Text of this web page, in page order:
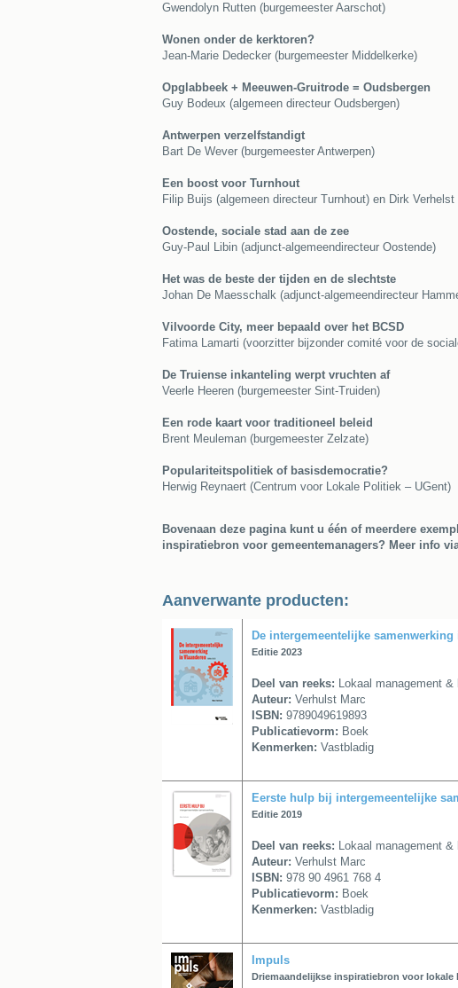
Gwendolyn Rutten (burgemeester Aarschot)
Wonen onder de kerktoren?
Jean-Marie Dedecker (burgemeester Middelkerke)
Opglabbeek + Meeuwen-Gruitrode = Oudsbergen
Guy Bodeux (algemeen directeur Oudsbergen)
Antwerpen verzelfstandigt
Bart De Wever (burgemeester Antwerpen)
Een boost voor Turnhout
Filip Buijs (algemeen directeur Turnhout) en Dirk
Oostende, sociale stad aan de zee
Guy-Paul Libin (adjunct-algemeendirecteur Oostende)
Het was de beste der tijden en de slechtste
Johan De Maesschalk (adjunct-algemeendirecteur
Vilvoorde City, meer bepaald over het BCSD
Fatima Lamarti (voorzitter bijzonder comité voor de
De Truiense inkanteling werpt vruchten af
Veerle Heeren (burgemeester Sint-Truiden)
Een rode kaart voor traditioneel beleid
Brent Meuleman (burgemeester Zelzate)
Populariteitspolitiek of basisdemocratie?
Herwig Reynaert (Centrum voor Lokale Politiek – UGent)
Bovenaan deze pagina kunt u één of meerdere
inspiratiebron voor gemeentemanagers? Meer info
Aanverwante producten:
De intergemeentelijke
Editie 2023
Deel van reeks: Lokaal management &
Auteur: Verhulst Marc
ISBN: 9789049619893
Publicatievorm: Boek
Kenmerken: Vastbladig
Eerste hulp bij intergemeentelijke
Editie 2019
Deel van reeks: Lokaal management &
Auteur: Verhulst Marc
ISBN: 978 90 4961 768 4
Publicatievorm: Boek
Kenmerken: Vastbladig
Impuls
Driemaandelijkse inspiratiebron voor lokale